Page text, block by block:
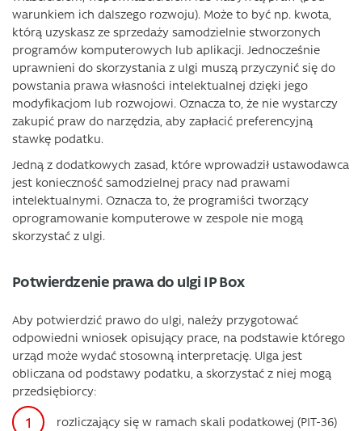
warunkiem ich dalszego rozwoju). Może to być np. kwota,
którą uzyskasz ze sprzedaży samodzielnie stworzonych
programów komputerowych lub aplikacji. Jednocześnie
uprawnieni do skorzystania z ulgi muszą przyczynić się do
powstania prawa własności intelektualnej dzięki jego
modyfikacjom lub rozwojowi. Oznacza to, że nie wystarczy
zakupić praw do narzędzia, aby zapłacić preferencyjną
stawkę podatku.
Jedną z dodatkowych zasad, które wprowadził ustawodawca
jest konieczność samodzielnej pracy nad prawami
intelektualnymi. Oznacza to, że programiści tworzący
oprogramowanie komputerowe w zespole nie mogą
skorzystać z ulgi.
Potwierdzenie prawa do ulgi IP Box
Aby potwierdzić prawo do ulgi, należy przygotować
odpowiedni wniosek opisujący prace, na podstawie którego
urząd może wydać stosowną interpretację. Ulga jest
obliczana od podstawy podatku, a skorzystać z niej mogą
przedsiębiorcy:
rozliczający się w ramach skali podatkowej (PIT-36)